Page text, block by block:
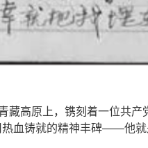
藏高原上，镌刻着一位共产
血铸就的精神丰碑——他就